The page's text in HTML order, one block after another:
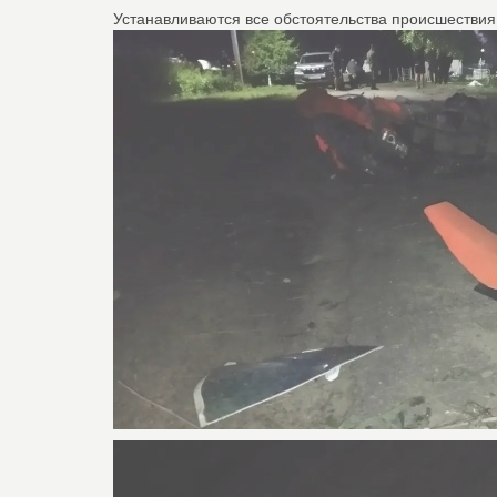
Устанавливаются все обстоятельства